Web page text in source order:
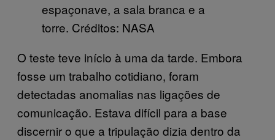
espaçonave, a sala branca e a
torre. Créditos: NASA
O teste teve início à uma da tarde. Embora
fosse um trabalho cotidiano, foram
detectadas anomalias nas ligações de
comunicação. Estava difícil para a base
discernir o que a tripulação dizia dentro da